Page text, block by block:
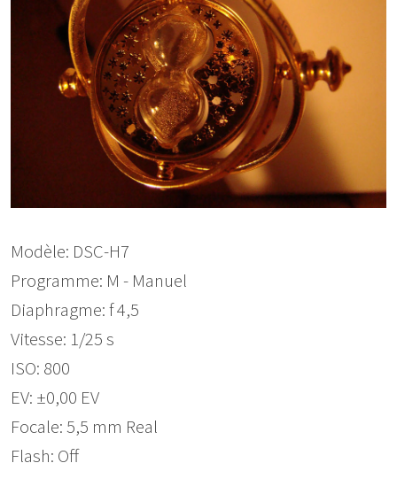
Modèle: DSC-H7
Programme: M - Manuel
Diaphragme: f 4,5
Vitesse: 1/25 s
ISO: 800
EV: ±0,00 EV
Focale: 5,5 mm Real
Flash: Off